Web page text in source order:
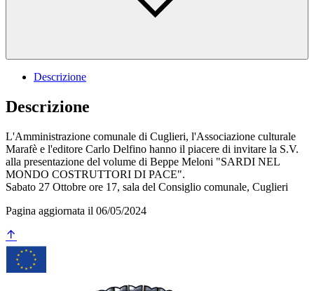
Descrizione
Descrizione
L'Amministrazione comunale di Cuglieri, l'Associazione culturale
Marafè e l'editore Carlo Delfino hanno il piacere di invitare la S.V.
alla presentazione del volume di Beppe Meloni "SARDI NEL
MONDO COSTRUTTORI DI PACE".
Sabato 27 Ottobre ore 17, sala del Consiglio comunale, Cuglieri
Pagina aggiornata il 06/05/2024